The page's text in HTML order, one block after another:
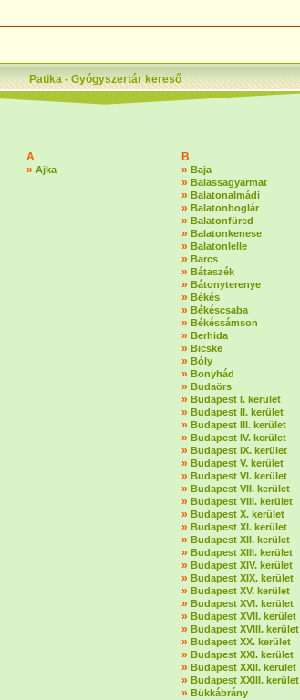
Patika - Gyógyszertár kereső
A
» Ajka
B
» Baja
» Balassagyarmat
» Balatonalmádi
» Balatonboglár
» Balatonfüred
» Balatonkenese
» Balatonlelle
» Barcs
» Bátaszék
» Bátonyterenye
» Békés
» Békéscsaba
» Békéssámson
» Berhida
» Bicske
» Bóly
» Bonyhád
» Budaörs
» Budapest I. kerület
» Budapest II. kerület
» Budapest III. kerület
» Budapest IV. kerület
» Budapest IX. kerület
» Budapest V. kerület
» Budapest VI. kerület
» Budapest VII. kerület
» Budapest VIII. kerület
» Budapest X. kerület
» Budapest XI. kerület
» Budapest XII. kerület
» Budapest XIII. kerület
» Budapest XIV. kerület
» Budapest XIX. kerület
» Budapest XV. kerület
» Budapest XVI. kerület
» Budapest XVII. kerület
» Budapest XVIII. kerület
» Budapest XX. kerület
» Budapest XXI. kerület
» Budapest XXII. kerület
» Budapest XXIII. kerület
» Bükkábrány